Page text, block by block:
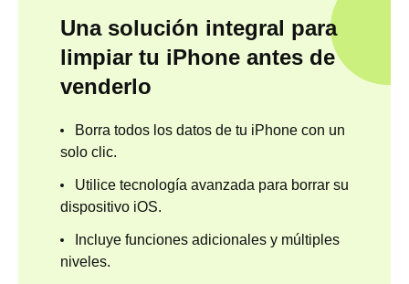
Una solución integral para
limpiar tu iPhone antes de
venderlo
Borra todos los datos de tu iPhone con un
solo clic.
Utilice tecnología avanzada para borrar su
dispositivo iOS.
Incluye funciones adicionales y múltiples
niveles.